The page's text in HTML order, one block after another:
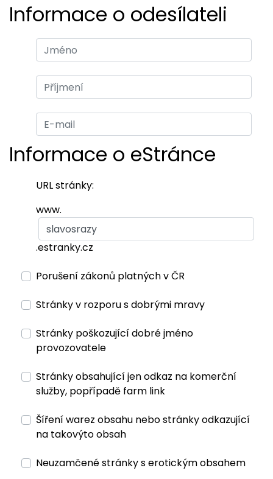
Informace o odesílateli
Informace o eStránce
URL stránky:
www.
.estranky.cz
Porušení zákonů platných v ČR
Stránky v rozporu s dobrými mravy
Stránky poškozující dobré jméno
provozovatele
Stránky obsahující jen odkaz na komerční
služby, popřípadě farm link
Šíření warez obsahu nebo stránky odkazující
na takovýto obsah
Neuzamčené stránky s erotickým obsahem